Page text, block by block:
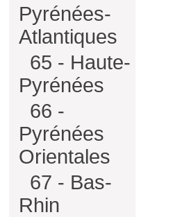
Pyrénées-
Atlantiques
65 - Haute-
Pyrénées
66 -
Pyrénées
Orientales
67 - Bas-
Rhin